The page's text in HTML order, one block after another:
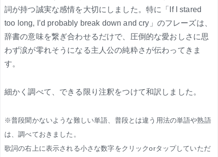
詞が持つ誠実な感情を大切にしました。特に「If I stared
too long, I’d probably break down and cry」のフレーズは、
辞書の意味を繋ぎ合わせるだけで、圧倒的な愛おしさに思
わず涙が零れそうになる主人公の純粋さが伝わってきま
す。
細かく調べて、できる限り注釈をつけて和訳しました。
※普段聞かないような難しい単語、普段とは違う用法の単語や熟語
は、調べておきました。
歌詞の右上に表示される小さな数字をクリックorタップしていただ